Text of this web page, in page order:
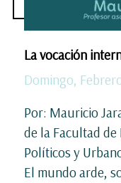
La vocación
Domingo,
Por: Mauricio
de la Facultad
Políticos y
El mundo arde,